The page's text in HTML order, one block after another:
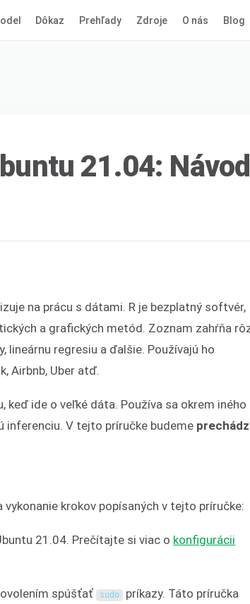
Dôkaz Prehľady Zdroje O nás Blog
21.04: Návod
na prácu s dátami. R je bezplatný softvér,
a grafických metód. Zoznam zahŕňa
lineárnu regresiu a ďalšie. Používajú ho
Airbnb, Uber atď.
keď ide o veľké dáta. Používa sa okrem iného
V tejto príručke budeme
krokov popísaných v tejto príručke:
21.04. Prečítajte si viac o konfigurácii
spúšťať sudo príkazy. Táto príručka